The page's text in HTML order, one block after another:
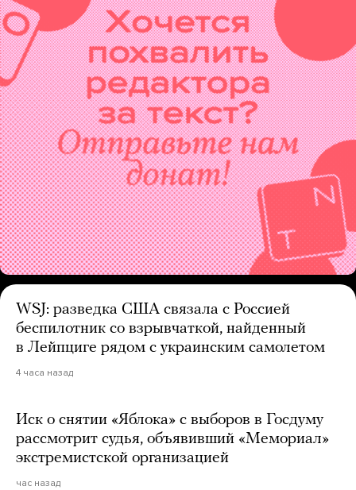
WSJ: разведка США связала с Россией
беспилотник со взрывчаткой, найденный
в Лейпциге рядом с украинским самолетом
4 часа назад
Иск о снятии «Яблока» с выборов в Госдуму
рассмотрит судья, объявивший «Мемориал»
экстремистской организацией
час назад